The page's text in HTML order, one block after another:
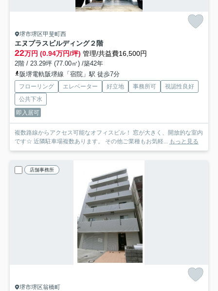
堺市堺区甲斐町西
エヌプラスビルディング２階
22万円 (0.94万円/坪) 管理/共益費16,500円
2階 / 23.29坪 (77.00㎡) /築42年
阪堺電軌阪堺線「宿院」駅 徒歩7分
フローリング エレベーター 好立地 事務所可
視認性良好
公共下水
即入居可
複数路線からアクセス可能なオフィスビル！ 窓が大きく、開放的な室内
です☆ 近隣駐車場複数あります。 その他ご業種もお気軽...
もっと見る
店舗事務所
堺市堺区翁橋町